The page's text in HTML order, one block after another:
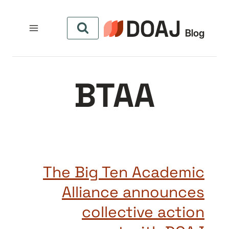
المحتوى
BTAA
The Big Ten Academic
Alliance announces
collective action